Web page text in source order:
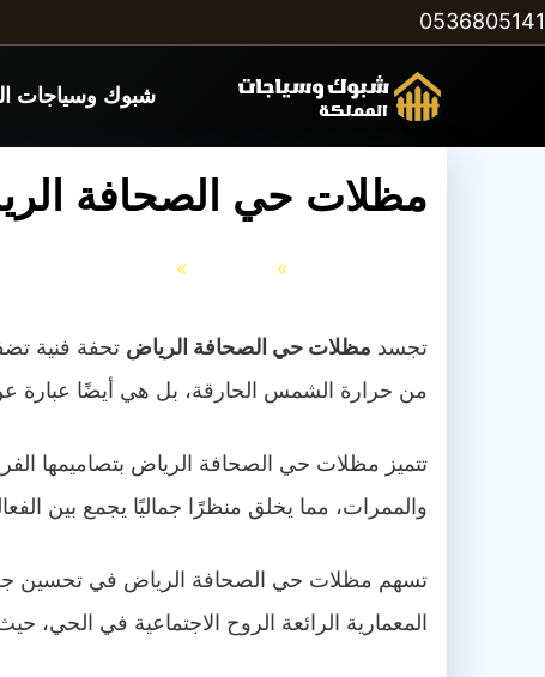
التجاوز
0536805141
شبوك وسياجات
مظلات حي الصحافة الرياض 0536805141
تجسد مظلات حي الصحافة الرياض تحفة فنية
من حرارة الشمس الحارقة، بل هي أيضًا عبارة
تتميز مظلات حي الصحافة الرياض بتصاميمها
والممرات، مما يخلق منظرًا جماليًا يجمع بين
تسهم مظلات حي الصحافة الرياض في تحسين جودة
المعمارية الرائعة الروح الاجتماعية في